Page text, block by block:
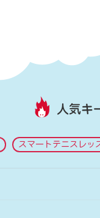
人気キ
スマートテニスレッ